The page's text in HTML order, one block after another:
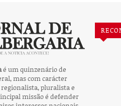
é um quinzenário de
mas com carácter
pluralista e
missão é defender